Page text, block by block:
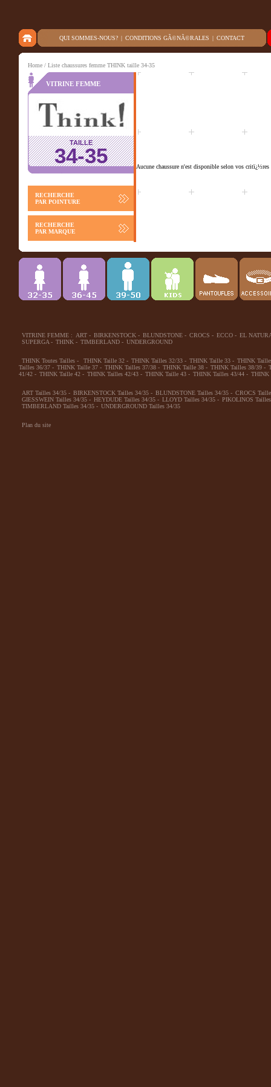
QUI SOMMES-NOUS? | CONDITIONS GÃ©NÃ©RALES | CONTACT
Home / Liste chaussures femme THINK taille 34-35
VITRINE FEMME
TAILLE
34-35
RECHERCHE
PAR POINTURE
RECHERCHE
PAR MARQUE
Aucune chaussure n'est disponible selon vos critï¿½res
VITRINE FEMME : ART - BIRKENSTOCK - BLUNDSTONE - CROCS - ECCO - EL
SUPERGA - THINK - TIMBERLAND - UNDERGROUND
THINK Toutes Tailles - THINK Taille 32 - THINK Tailles 32/33 - THINK Taille 33 - THINK
Tailles 36/37 - THINK Taille 37 - THINK Tailles 37/38 - THINK Taille 38 - THINK Tailles 38/39 -
41/42 - THINK Taille 42 - THINK Tailles 42/43 - THINK Taille 43 - THINK Tailles 43/44 - THINK
ART Tailles 34/35 - BIRKENSTOCK Tailles 34/35 - BLUNDSTONE Tailles 34/35 - CROCS
GIESSWEIN Tailles 34/35 - HEYDUDE Tailles 34/35 - LLOYD Tailles 34/35 - PIKOLINOS
TIMBERLAND Tailles 34/35 - UNDERGROUND Tailles 34/35
Plan du site